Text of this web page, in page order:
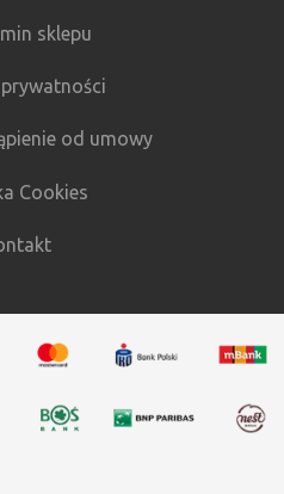
sklepu
od umowy
Cookies